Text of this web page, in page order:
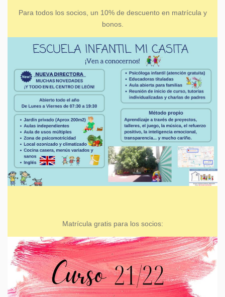
Para todos los socios, un 10% de descuento en matrícula y
bonos.
Matrícula gratis para los socios: